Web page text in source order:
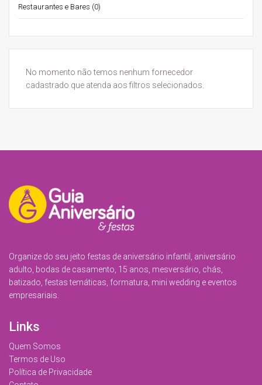
Restaurantes e Bares (0)
No momento não temos nenhum fornecedor
cadastrado que atenda aos filtros selecionados.
Organize do seu jeito festas de aniversário infantil, aniversário
adulto, bodas de casamento, 15 anos, mesversário, chás,
batizado, festas temáticas, formatura, mini wedding e eventos
empresariais.
Links
Quem Somos
Termos de Uso
Política de Privacidade